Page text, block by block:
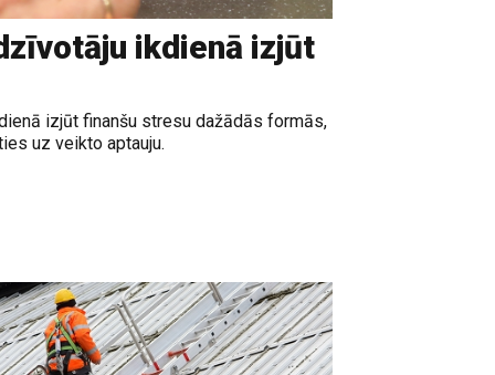
ikdienā izjūt
izjūt finanšu stresu dažādās formās,
uz veikto aptauju.